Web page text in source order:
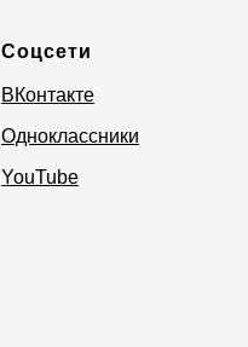
Соцсети
ВКонтакте
Одноклассники
YouTube